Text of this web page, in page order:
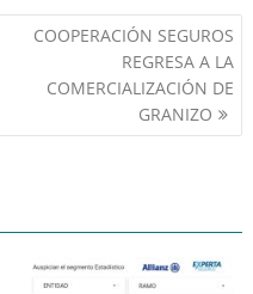
COOPERACIÓN SEGUROS
REGRESA A LA
COMERCIALIZACIÓN DE
GRANIZO